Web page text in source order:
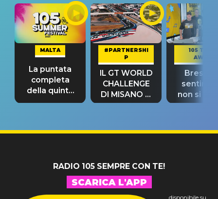
MALTA
La puntata
completa
della quinta
tappa
#PARTNERSHI
P
IL GT WORLD
CHALLENGE
DI MISANO si
riconferma
105 TAKE
AWAY
Bresh:
non si
fino alla
RADIO 105 SEMPRE CON TE!
SCARICA L'APP
disponibile su